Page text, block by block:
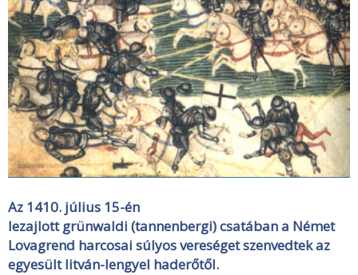
Az 1410. július 15-én
lezajlottgrünwaldi (tannenbergi) csatában a Német
Lovagrend harcosai súlyos vereséget szenvedtek az
egyesült litván-lengyel haderőtől.